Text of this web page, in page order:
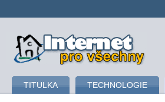
připojení k internetu
TITULKA TECHNOLOGIE